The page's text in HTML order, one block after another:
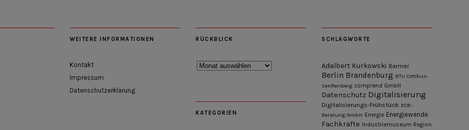
WEITERE INFORMATIONEN
Kontakt
Impressum
Datenschutzerklärung
RÜCKBLICK
Rückblick
KATEGORIEN
SCHLAGWORTE
Adalbert Kurkowski Barmer
Berlin Brandenburg BTU Cottbus-
Senftenberg comprend GmbH
Datenschutz Digitalisierung
Digitalisierungs-Frühstück ECB-
Beratung GmbH Energie Energiewende
Fachkräfte Industriemuseum Region